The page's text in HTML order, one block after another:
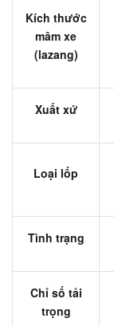
Kích thước
mâm xe
(lazang)
Xuất xứ
Loại lốp
Tình trạng
Chỉ số tải
trọng